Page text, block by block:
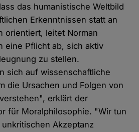
das humanistische Weltbild
Erkenntnissen statt an
orientiert, leitet Norman
eine Pflicht ab, sich aktiv
zu stellen.
sich auf wissenschaftliche
die Ursachen und Folgen von
erklärt der
für Moralphilosophie. "Wir tun
Akzeptanz